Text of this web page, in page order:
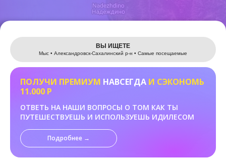
Leaflet
ВЫ ИЩЕТЕ
Мыс • Александровск-Сахалинский р-н • Самые посещаемые
ПОЛУЧИ ПРЕМИУМ НАВСЕГДА И СЭКОНОМЬ
11.000 Р
ОТВЕТЬ НА НАШИ ВОПРОСЫ О ТОМ КАК ТЫ
ПУТЕШЕСТВУЕШЬ И ИСПОЛЬЗУЕШЬ ИДИЛЕСОМ
Подробнее →